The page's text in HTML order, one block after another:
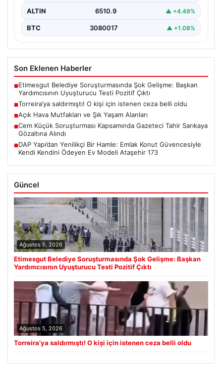
ALTIN 6510.9 ▲ +4.49%
BTC 3080017 ▲ +1.08%
Son Eklenen Haberler
■Etimesgut Belediye Soruşturmasında Şok Gelişme: Başkan
Yardımcısının Uyuşturucu Testi Pozitif Çıktı
■Torreira’ya saldırmıştı! O kişi için istenen ceza belli oldu
■Açık Hava Mutfakları ve Şık Yaşam Alanları
■Cem Küçük Soruşturması Kapsamında Gazeteci Tahir Sarıkaya
Gözaltına Alındı
■DAP Yapı’dan Yenilikçi Bir Hamle: Emlak Konut Güvencesiyle
Kendi Kendini Ödeyen Ev Modeli Ataşehir 173
Güncel
Ağustos 5, 2026
Etimesgut Belediye Soruşturmasında Şok Gelişme: Başkan
Yardımcısının Uyuşturucu Testi Pozitif Çıktı
Ağustos 5, 2026
Torreira’ya saldırmıştı! O kişi için istenen ceza belli oldu